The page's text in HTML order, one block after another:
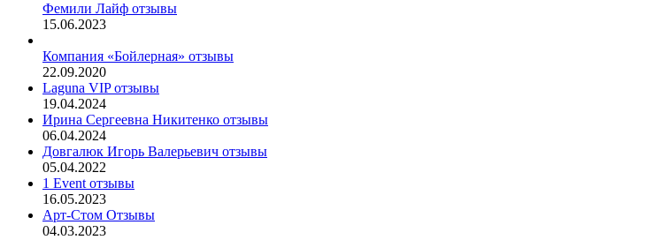
Фемили Лайф отзывы
15.06.2023
Компания «Бойлерная» отзывы
22.09.2020
Laguna VIP отзывы
19.04.2024
Ирина Сергеевна Никитенко отзывы
06.04.2024
Довгалюк Игорь Валерьевич отзывы
05.04.2022
1 Event отзывы
16.05.2023
Арт-Стом Отзывы
04.03.2023